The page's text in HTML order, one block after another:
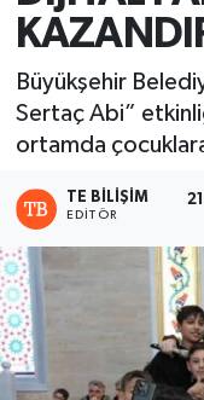
Büyükşehir
Sertaç Abi”
ortamda
TE BILIŞIM
EDITÖR